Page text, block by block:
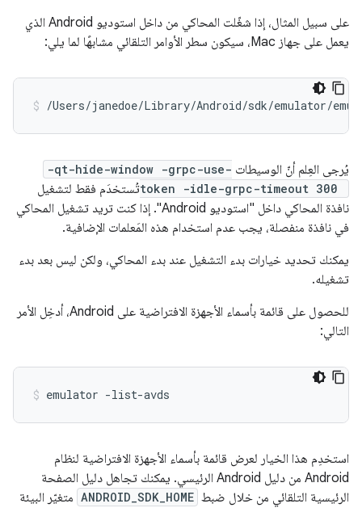
على سبيل المثال، إذا شغّلت المحاكي من داخل استوديو Android الذي
يعمل على جهاز Mac، سيكون سطر الأوامر التلقائي مشابهًا لما يلي:
/Users/janedoe/Library/Android/sdk/emulator/
يُرجى العِلم أنّ الوسيطات -qt-hide-window -grpc-use-
token -idle-grpc-timeout 300تُستخدَم فقط لتشغيل
نافذة المحاكي داخل "استوديو Android". إذا كنت تريد تشغيل المحاكي
في نافذة منفصلة، يجب عدم استخدام هذه المَعلمات الإضافية.
يمكنك تحديد خيارات بدء التشغيل عند بدء المحاكي، ولكن ليس بعد بدء
تشغيله.
للحصول على قائمة بأسماء الأجهزة الافتراضية على Android، أدخِل الأمر
التالي:
emulator -list-avds
استخدِم هذا الخيار لعرض قائمة بأسماء الأجهزة الافتراضية لنظام
Android من دليل Android الرئيسي. يمكنك تجاهل دليل الصفحة
الرئيسية التلقائي من خلال ضبط ANDROID_SDK_HOME متغيّر البيئة